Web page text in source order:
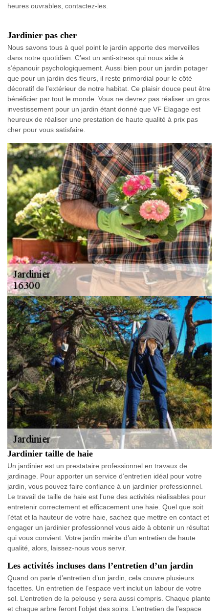
heures ouvrables, contactez-les.
Jardinier pas cher
Nous savons tous à quel point le jardin apporte des merveilles
dans notre quotidien. C’est un anti-stress qui nous aide à
s’épanouir psychologiquement. Aussi bien pour un jardin potager
que pour un jardin des fleurs, il reste primordial pour le côté
décoratif de l’extérieur de notre habitat. Ce plaisir douce peut être
bénéficier par tout le monde. Vous ne devrez pas réaliser un gros
investissement pour un jardin étant donné que VF Elagage est
heureux de réaliser une prestation de haute qualité à prix pas
cher pour vous satisfaire.
Jardinier taille de haie
Un jardinier est un prestataire professionnel en travaux de
jardinage. Pour apporter un service d’entretien idéal pour votre
jardin, vous pouvez faire confiance à un jardinier professionnel.
Le travail de taille de haie est l’une des activités réalisables pour
entretenir correctement et efficacement une haie. Quel que soit
l’état et la hauteur de votre haie, sachez que mettre en contact et
engager un jardinier professionnel vous aide à obtenir un résultat
qui vous convient. Votre jardin mérite d’un entretien de haute
qualité, alors, laissez-nous vous servir.
Les activités incluses dans l’entretien d’un jardin
Quand on parle d’entretien d’un jardin, cela couvre plusieurs
facettes. Un entretien de l’espace vert inclut un labour de votre
sol. L’entretien de la pelouse y sera aussi compris. Chaque plante
et chaque arbre feront l’objet des soins. L’entretien de l’espace